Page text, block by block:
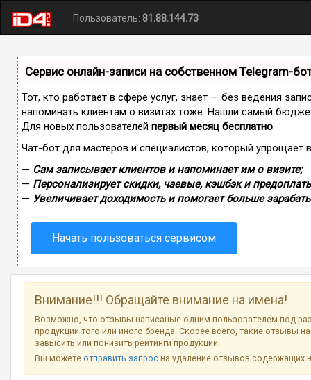
Пользователь: 81.88.144.73
Сервис онлайн-записи на собственном Telegram-
Тот, кто работает в сфере услуг, знает — без ведения
напоминать клиентам о визитах тоже. Нашли самый
Для новых пользователей первый месяц бесплатно.
Чат-бот для мастеров и специалистов, который упрощает
— Сам записывает клиентов и напоминает им о визите;
— Персонализирует скидки, чаевые, кэшбэк и
— Увеличивает доходимость и помогает больше
Начать пользоваться сервисом
Внимание!!! Обращайте внимание на имена!
Возможно, что отзывы написаные одним пользователем под
продукции того или иного бренда. Скорее всего, такие отзывы
завысить или понизить рейтинги продукции.
Вы можетеотправить запрос на удаление отзывов